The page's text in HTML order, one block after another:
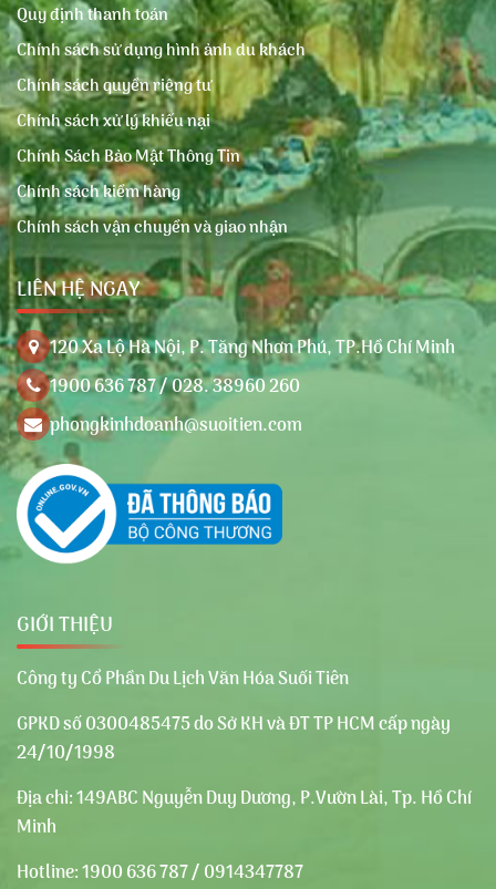
Quy định thanh toán
Chính sách sử dụng hình ảnh du khách
Chính sách quyền riêng tư
Chính sách xử lý khiếu nại
Chính Sách Bảo Mật Thông Tin
Chính sách kiểm hàng
Chính sách vận chuyển và giao nhận
LIÊN HỆ NGAY
120 Xa Lộ Hà Nội, P. Tăng Nhơn Phú, TP.Hồ Chí Minh
1900 636 787 / 028. 38960 260
phongkinhdoanh@suoitien.com
GIỚI THIỆU
Công ty Cổ Phần Du Lịch Văn Hóa Suối Tiên
GPKD số 0300485475 do Sở KH và ĐT TP HCM cấp ngày
24/10/1998
Địa chỉ:149ABC Nguyễn Duy Dương, P.Vườn Lài, Tp. Hồ Chí
Minh
Hotline:1900 636 787 / 0914347787